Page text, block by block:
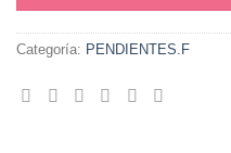
Categoría: PENDIENTES.F